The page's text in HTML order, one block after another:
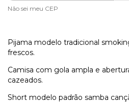
Não sei meu CEP
Pijama modelo tradicional
frescos.
Camisa com gola ampla e
cazeados.
Short modelo padrão samba